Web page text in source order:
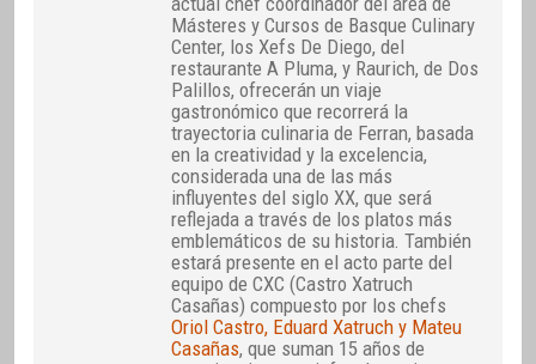
Másteres y Cursos de Basque Culinary
Center, los Xefs De Diego, del
restaurante A Pluma, y Raurich, de Dos
Palillos, ofrecerán un viaje
gastronómico que recorrerá la
trayectoria culinaria de Ferran, basada
en la creatividad y la excelencia,
considerada una de las más
influyentes del siglo XX, que será
reflejada a través de los platos más
emblemáticos de su historia. También
estará presente en el acto parte del
equipo de CXC (Castro Xatruch
Casañas) compuesto por los chefs
Oriol Castro, Eduard Xatruch y Mateu
Casañas, que suman 15 años de